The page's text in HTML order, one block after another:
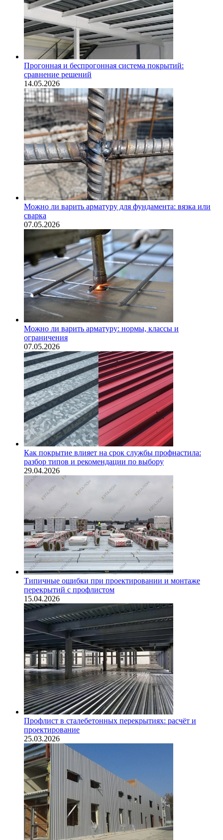
Прогонная и беспрогонная система покрытий:
сравнение решений
14.05.2026
Можно ли варить арматуру для фундамента: вязка или
сварка
07.05.2026
Можно ли варить арматуру: нормы, классы и
ограничения
07.05.2026
Как покрытие влияет на срок службы профнастила:
разбор типов и рекомендации по выбору
29.04.2026
Типичные ошибки при проектировании и монтаже
перекрытий с профлистом
15.04.2026
Профлист в сталебетонных перекрытиях: расчёт и
проектирование
25.03.2026